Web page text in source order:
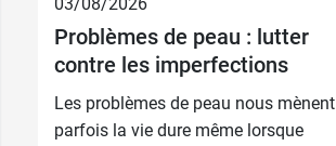
ml
Problèmes de peau : lutter
contre les imperfections
Les problèmes de peau nous mènent
parfois la vie dure même lorsque